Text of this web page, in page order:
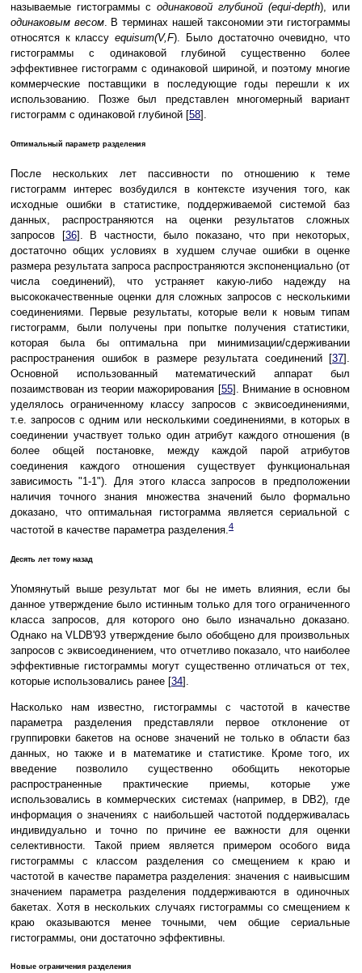
называемые гистограммы с одинаковой глубиной (equi-depth), или
одинаковым весом. В терминах нашей таксономии эти гистограммы
относятся к классуequisum(V,F). Было достаточно очевидно, что
гистограммы с одинаковой глубиной существенно более
эффективнее гистограмм с одинаковой шириной, и поэтому многие
коммерческие поставщики в последующие годы перешли к их
использованию. Позже был представлен многомерный вариант
гистограмм с одинаковой глубиной [58].
Оптимальный параметр разделения
После нескольких лет пассивности по отношению к теме
гистограмм интерес возбудился в контексте изучения того, как
исходные ошибки в статистике, поддерживаемой системой баз
данных, распространяются на оценки результатов сложных
запросов [36]. В частности, было показано, что при некоторых,
достаточно общих условиях в худшем случае ошибки в оценке
размера результата запроса распространяются экспоненциально (от
числа соединений), что устраняет какую-либо надежду на
высококачественные оценки для сложных запросов с несколькими
соединениями. Первые результаты, которые вели к новым типам
гистограмм, были получены при попытке получения статистики,
которая была бы оптимальна при минимизации/сдерживании
распространения ошибок в размере результата соединений [37].
Основной использованный математический аппарат был
позаимствован из теории мажорирования [55]. Внимание в основном
уделялось ограниченному классу запросов с эквисоединениями,
т.е. запросов с одним или несколькими соединениями, в которых в
соединении участвует только один атрибут каждого отношения (в
более общей постановке, между каждой парой атрибутов
соединения каждого отношения существует функциональная
зависимость "1-1"). Для этого класса запросов в предположении
наличия точного знания множества значений было формально
доказано, что оптимальная гистограмма является сериальной с
частотой в качестве параметра разделения.4
Десять лет тому назад
Упомянутый выше результат мог бы не иметь влияния, если бы
данное утверждение было истинным только для того ограниченного
класса запросов, для которого оно было изначально доказано.
Однако на VLDB'93 утверждение было обобщено для произвольных
запросов с эквисоединением, что отчетливо показало, что наиболее
эффективные гистограммы могут существенно отличаться от тех,
которые использовались ранее [34].
Насколько нам известно, гистограммы с частотой в качестве
параметра разделения представляли первое отклонение от
группировки бакетов на основе значений не только в области баз
данных, но также и в математике и статистике. Кроме того, их
введение позволило существенно обобщить некоторые
распространенные практические приемы, которые уже
использовались в коммерческих системах (например, в DB2), где
информация о значениях с наибольшей частотой поддерживалась
индивидуально и точно по причине ее важности для оценки
селективности. Такой прием является примером особого вида
гистограммы с классом разделения со смещением к краю и
частотой в качестве параметра разделения: значения с наивысшим
значением параметра разделения поддерживаются в одиночных
бакетах. Хотя в нескольких случаях гистограммы со смещением к
краю оказываются менее точными, чем общие сериальные
гистограммы, они достаточно эффективны.
Новые ограничения разделения